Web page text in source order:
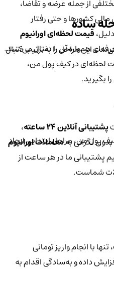
از جمله عرضه و تقاضا،
کشورها و حتی رفتار
قیمت لحظه‌ای اورانیوم
همواره آن را دنبال می‌کنند.
لحظه‌ای در کیف پول من،
بگیرید.
پشتیبانی آنلاین ۲۴ ساعته
،
نگرانی بهمعاملات اورانیوم
پشتیبانی ما در هر ساعت از
شماست.
این مراحل را به‌ترتیب دنبال
پول من، مراحل ابتدایی ایجاد
با انجام واریز تومانی
داده و به‌سادگی اقدام به